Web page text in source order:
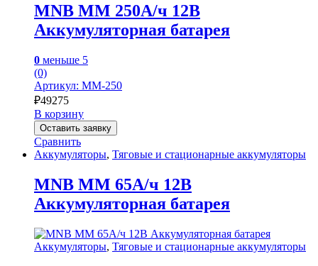
MNB MM 250А/ч 12В
Аккумуляторная батарея
0 меньше 5
(0)
Артикул: MM-250
₽49275
В корзину
Оставить заявку
Сравнить
Аккумуляторы, Тяговые и стационарные аккумуляторы
MNB MM 65А/ч 12В
Аккумуляторная батарея
Аккумуляторы, Тяговые и стационарные аккумуляторы